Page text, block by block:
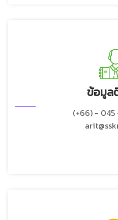
ข้อมูล
(+66) - 045